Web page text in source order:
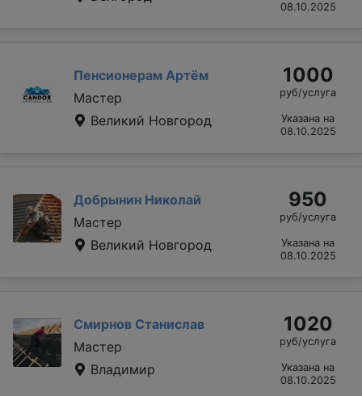
08.10.2025
Пенсионерам Артём
Мастер
Великий Новгород
1000
руб/услуга
Указана на
08.10.2025
Добрынин Николай
Мастер
Великий Новгород
950
руб/услуга
Указана на
08.10.2025
Смирнов Станислав
Мастер
Владимир
1020
руб/услуга
Указана на
08.10.2025